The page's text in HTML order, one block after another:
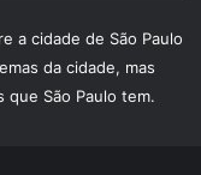
a cidade de São Paulo
da cidade, mas
que São Paulo tem.